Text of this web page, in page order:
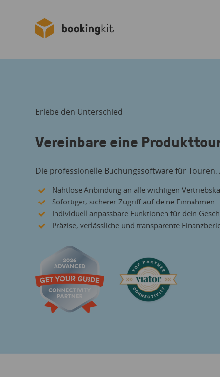
Erlebe den Unterschied
Vereinbare eine
Die professionelle Buchungssoftware für
Nahtlose Anbindung an alle wichtigen
Sofortiger, sicherer Zugriff auf deine Einnahmen
Individuell anpassbare Funktionen für dein
Präzise, verlässliche und transparente